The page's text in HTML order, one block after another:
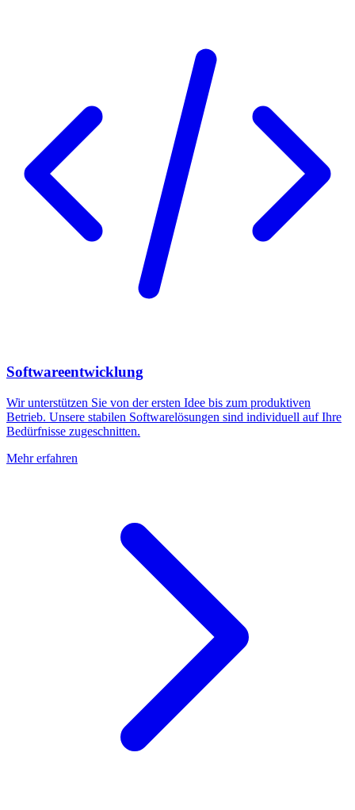
Softwareentwicklung
Wir unterstützen Sie von der ersten Idee bis zum produktiven
Betrieb. Unsere stabilen Softwarelösungen sind individuell auf Ihre
Bedürfnisse zugeschnitten.
Mehr erfahren